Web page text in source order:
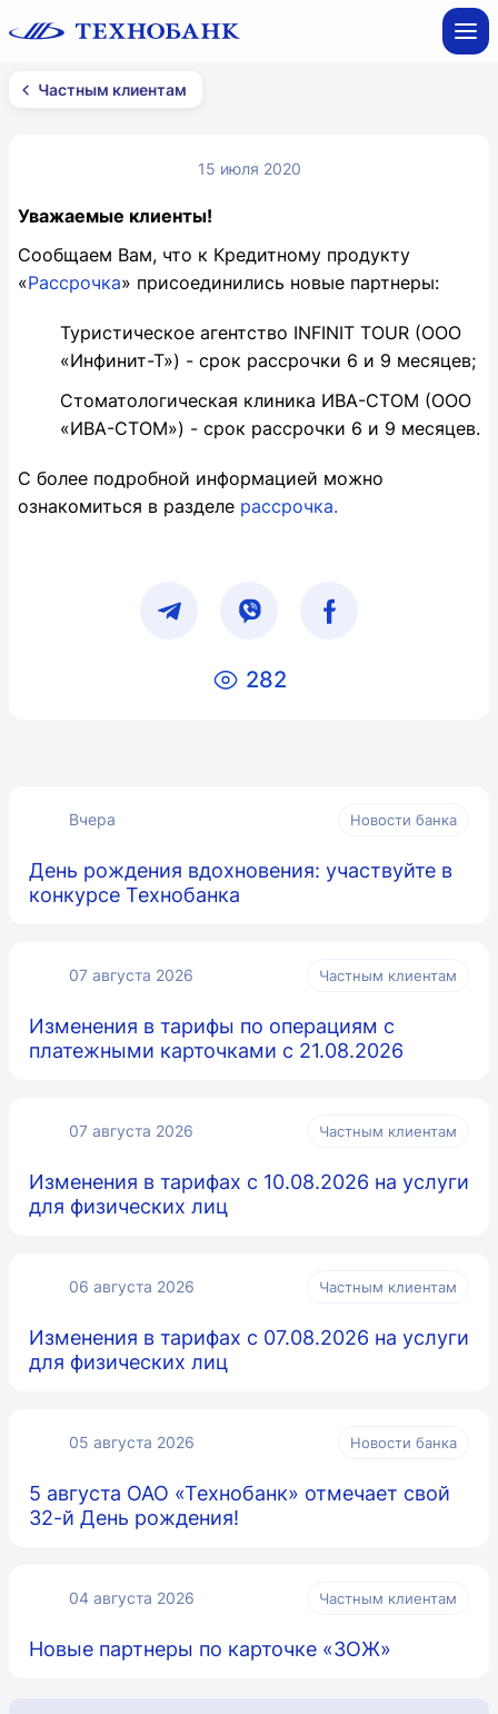
Частным клиентам
15 июля 2020
Уважаемые клиенты!
Сообщаем Вам, что к Кредитному продукту
«Рассрочка» присоединились новые партнеры:
Туристическое агентство INFINIT TOUR (ООО
«Инфинит-Т») - срок рассрочки 6 и 9 месяцев;
Стоматологическая клиника ИВА-СТОМ (ООО
«ИВА-СТОМ») - срок рассрочки 6 и 9 месяцев.
С более подробной информацией можно
ознакомиться в разделе рассрочка.
282
Вчера Новости банка
День рождения вдохновения: участвуйте в
конкурсе Технобанка
07 августа 2026 Частным клиентам
Изменения в тарифы по операциям с
платежными карточками с 21.08.2026
07 августа 2026 Частным клиентам
Изменения в тарифах с 10.08.2026 на услуги
для физических лиц
06 августа 2026 Частным клиентам
Изменения в тарифах с 07.08.2026 на услуги
для физических лиц
05 августа 2026 Новости банка
5 августа ОАО «Технобанк» отмечает свой
32-й День рождения!
04 августа 2026 Частным клиентам
Новые партнеры по карточке «ЗОЖ»